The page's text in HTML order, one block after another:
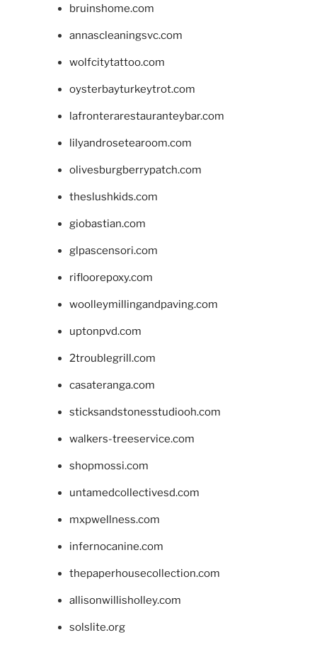
bruinshome.com
annascleaningsvc.com
wolfcitytattoo.com
oysterbayturkeytrot.com
lafronterarestauranteybar.com
lilyandrosetearoom.com
olivesburgberrypatch.com
theslushkids.com
giobastian.com
glpascensori.com
rifloorepoxy.com
woolleymillingandpaving.com
uptonpvd.com
2troublegrill.com
casateranga.com
sticksandstonesstudiooh.com
walkers-treeservice.com
shopmossi.com
untamedcollectivesd.com
mxpwellness.com
infernocanine.com
thepaperhousecollection.com
allisonwillisholley.com
solslite.org